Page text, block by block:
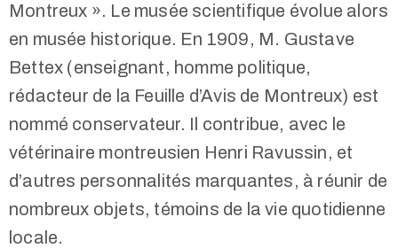
Montreux ». Le musée scientifique évolue alors
en musée historique. En 1909, M. Gustave
Bettex (enseignant, homme politique,
rédacteur de la Feuille d’Avis de Montreux) est
nommé conservateur. Il contribue, avec le
vétérinaire montreusien Henri Ravussin, et
d’autres personnalités marquantes, à réunir de
nombreux objets, témoins de la vie quotidienne
locale.